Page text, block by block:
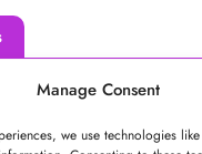
Manage Consent
we use technologies